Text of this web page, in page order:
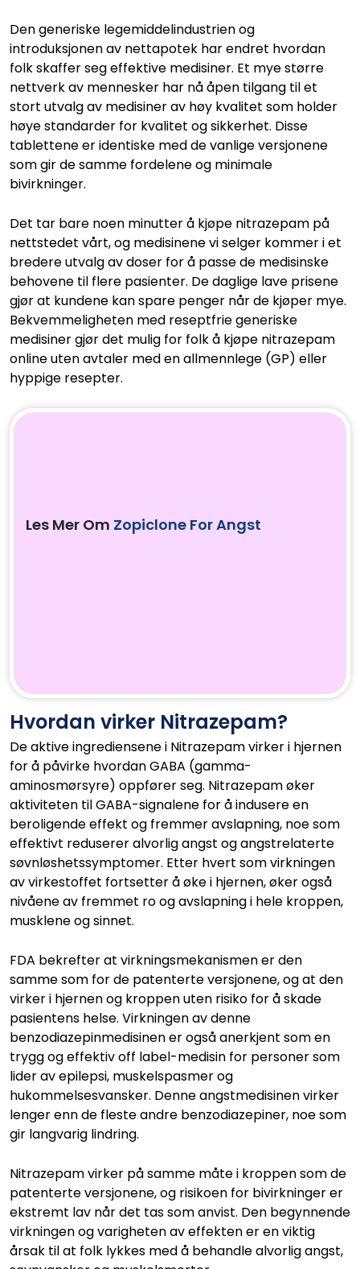
Den generiske legemiddelindustrien og
introduksjonen av nettapotek har endret hvordan
folk skaffer seg effektive medisiner. Et mye større
nettverk av mennesker har nå åpen tilgang til et
stort utvalg av medisiner av høy kvalitet som holder
høye standarder for kvalitet og sikkerhet. Disse
tablettene er identiske med de vanlige versjonene
som gir de samme fordelene og minimale
bivirkninger.
Det tar bare noen minutter å kjøpe nitrazepam på
nettstedet vårt, og medisinene vi selger kommer i et
bredere utvalg av doser for å passe de medisinske
behovene til flere pasienter. De daglige lave prisene
gjør at kundene kan spare penger når de kjøper mye.
Bekvemmeligheten med reseptfrie generiske
medisiner gjør det mulig for folk å kjøpe nitrazepam
online uten avtaler med en allmennlege (GP) eller
hyppige resepter.
Les Mer Om Zopiclone For Angst
Hvordan virker Nitrazepam?
De aktive ingrediensene i Nitrazepam virker i hjernen
for å påvirke hvordan GABA (gamma-
aminosmørsyre) oppfører seg. Nitrazepam øker
aktiviteten til GABA-signalene for å indusere en
beroligende effekt og fremmer avslapning, noe som
effektivt reduserer alvorlig angst og angstrelaterte
søvnløshetssymptomer. Etter hvert som virkningen
av virkestoffet fortsetter å øke i hjernen, øker også
nivåene av fremmet ro og avslapning i hele kroppen,
musklene og sinnet.
FDA bekrefter at virkningsmekanismen er den
samme som for de patenterte versjonene, og at den
virker i hjernen og kroppen uten risiko for å skade
pasientens helse. Virkningen av denne
benzodiazepinmedisinen er også anerkjent som en
trygg og effektiv off label-medisin for personer som
lider av epilepsi, muskelspasmer og
hukommelsesvansker. Denne angstmedisinen virker
lenger enn de fleste andre benzodiazepiner, noe som
gir langvarig lindring.
Nitrazepam virker på samme måte i kroppen som de
patenterte versjonene, og risikoen for bivirkninger er
ekstremt lav når det tas som anvist. Den begynnende
virkningen og varigheten av effekten er en viktig
årsak til at folk lykkes med å behandle alvorlig angst,